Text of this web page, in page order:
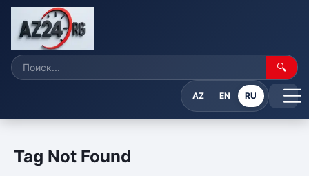
🔍
AZ EN RU
Tag Not Found